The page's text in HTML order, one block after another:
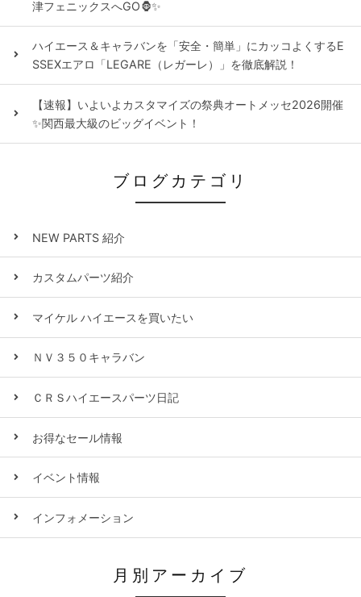
津フェニックスへGO🦍✨
ハイエース＆キャラバンを「安全・簡単」にカッコよくするE
SSEXエアロ「LEGARE（レガーレ）」を徹底解説！
【速報】いよいよカスタマイズの祭典オートメッセ2026開催
✨関西最大級のビッグイベント！
ブログカテゴリ
NEW PARTS 紹介
カスタムパーツ紹介
マイケル ハイエースを買いたい
ＮＶ３５０キャラバン
ＣＲＳハイエースパーツ日記
お得なセール情報
イベント情報
インフォメーション
月別アーカイブ